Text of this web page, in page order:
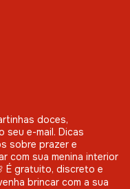
doces,
e-mail. Dicas
sobre prazer e
com sua menina interior
É gratuito, discreto e
brincar com a sua